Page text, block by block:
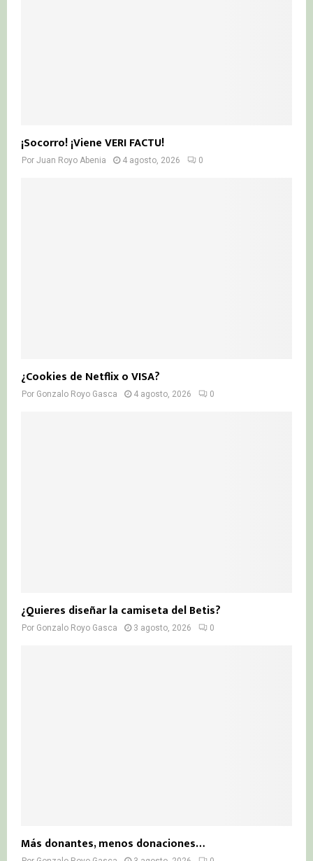
¡Socorro! ¡Viene VERI FACTU!
Por Juan Royo Abenia 4 agosto, 2026 0
¿Cookies de Netflix o VISA?
Por Gonzalo Royo Gasca 4 agosto, 2026 0
¿Quieres diseñar la camiseta del Betis?
Por Gonzalo Royo Gasca 3 agosto, 2026 0
Más donantes, menos donaciones…